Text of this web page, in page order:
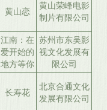
黄山恋
黄山荣峰电影
制片有限公司
江南：在
爱开始的
地方等你
苏州市东吴影
视文化发展有
限公司
长寿花
北京合通文化
发展有限公司